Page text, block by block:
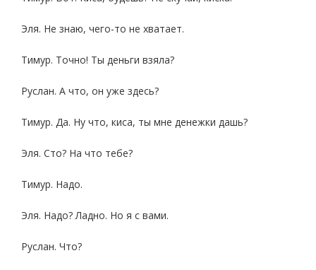
Эля. Не знаю, чего-то не хватает.
Тимур. Точно! Ты деньги взяла?
Руслан. А что, он уже здесь?
Тимур. Да. Ну что, киса, ты мне денежки дашь?
Эля. Сто? На что тебе?
Тимур. Надо.
Эля. Надо? Ладно. Но я с вами.
Руслан. Что?